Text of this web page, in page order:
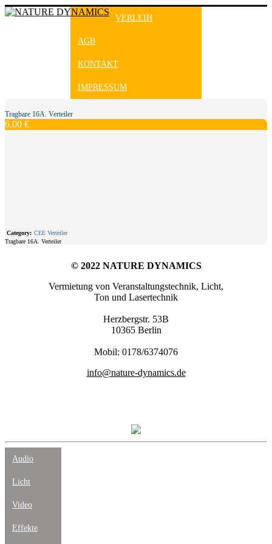
VERLEIH
AGB
KONTAKT
IMPRESSUM
Tragbare 16A. Verteiler
6.00 €
Category: CEE Verteiler
Tragbare 16A. Verteiler
© 2022 NATURE DYNAMICS
Vermietung von Veranstaltungstechnik, Licht,
Ton und Lasertechnik
Herzbergstr. 53B
10365 Berlin
Mobil: 0178/6374076
info@nature-dynamics.de
Audio
Licht
Video
Effekte